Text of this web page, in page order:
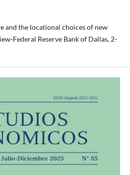
and the locational choices of new
Federal Reserve Bank of Dallas, 2-